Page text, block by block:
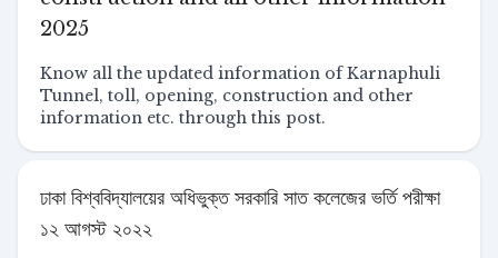
2025
Know all the updated information of Karnaphuli
Tunnel, toll, opening, construction and other
information etc. through this post.
ঢাকা বিশ্ববিদ্যালয়ের অধিভুক্ত সরকারি সাত কলেজের ভর্তি পরীক্ষা
১২ আগস্ট ২০২২